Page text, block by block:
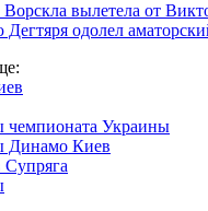
вылетела от
Дегтяря одолел
:
чемпионата Украины
Динамо Киев
Супряга